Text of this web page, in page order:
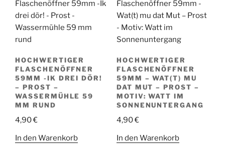
HOCHWERTIGER
FLASCHENÖFFNER
59MM -IK DREI DÖR!
– PROST –
WASSERMÜHLE 59
MM RUND
4,90€
In den Warenkorb
HOCHWERTIGER
FLASCHENÖFFNER
59MM – WAT(T) MU
DAT MUT – PROST –
MOTIV: WATT IM
SONNENUNTERGANG
4,90€
In den Warenkorb